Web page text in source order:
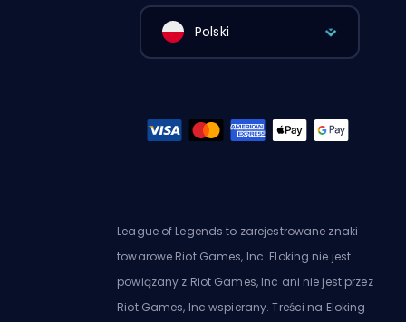
Polski
League of Legends to zarejestrowane znaki
towarowe Riot Games, Inc. Eloking nie jest
powiązany z Riot Games, Inc ani nie jest przez
Riot Games, Inc wspierany. Treści na Eloking